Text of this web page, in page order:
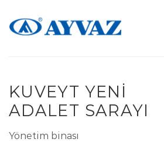
content
KUVEYT YENI
ADALET SARAYI
Yönetim binası